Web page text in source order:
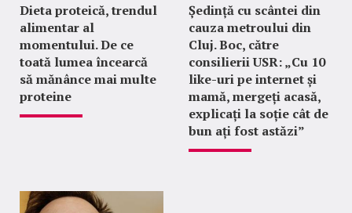
Dieta proteică, trendul
alimentar al
momentului. De ce
toată lumea încearcă
să mănânce mai multe
proteine
Ședință cu scântei din
cauza metroului din
Cluj. Boc, către
consilierii USR: „Cu 10
like-uri pe internet și
mamă, mergeți acasă,
explicați la soție cât de
bun ați fost astăzi”